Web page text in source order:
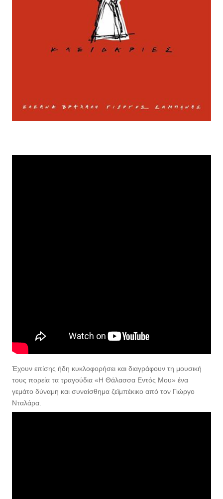
Έχουν επίσης ήδη κυκλοφορήσει και διαγράφουν τη μουσική
τους πορεία τα τραγούδια «Η Θάλασσα Εντός Μου» ένα
γεμάτο δύναμη και συναίσθημα ζεϊμπέκικο από τον Γιώργο
Νταλάρα.